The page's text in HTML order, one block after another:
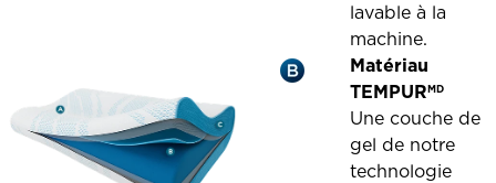
lavable à la
machine.
Matériau
TEMPURMD
Une couche de
gel de notre
technologie